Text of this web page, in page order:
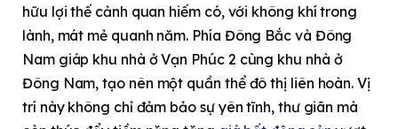
hữu lợi thế cảnh quan hiếm có, với không khí trong
lành, mát mẻ quanh năm. Phía Đông Bắc và Đông
Nam giáp khu nhà ở Vạn Phúc 2 cùng khu nhà ở
Đông Nam, tạo nên một quần thể đô thị liên hoàn. Vị
trí này không chỉ đảm bảo sự yên tĩnh, thư giãn mà